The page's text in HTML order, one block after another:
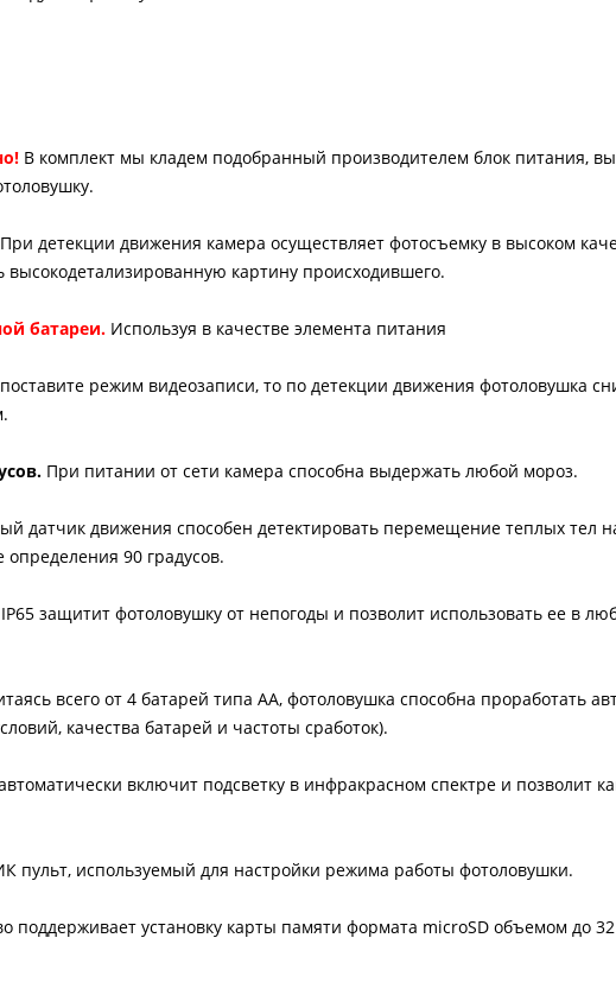
В комплект мы кладем подобранный производителем блок питания,
При детекции движения камера осуществляет фотосъемку в высоком
высокодетализированную картину происходившего.
батареи. Используя в качестве элемента питания
режим видеозаписи, то по детекции движения фотоловушка
При питании от сети камера способна выдержать любой мороз.
датчик движения способен детектировать перемещение теплых тел
90 градусов.
защитит фотоловушку от непогоды и позволит использовать ее в
всего от 4 батарей типа AA, фотоловушка способна проработать
качества батарей и частоты сработок).
включит подсветку в инфракрасном спектре и позволит
пульт, используемый для настройки режима работы фотоловушки.
поддерживает установку карты памяти формата microSD объемом до